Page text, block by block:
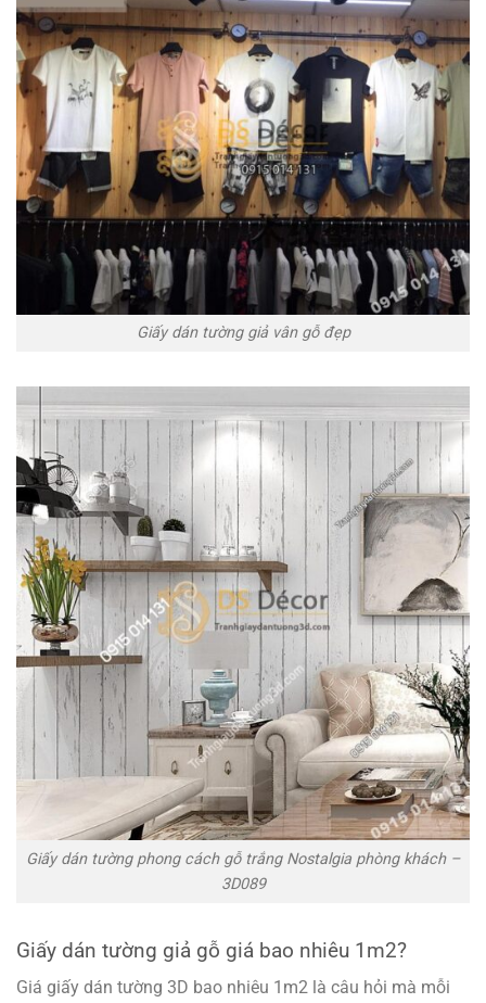
Giấy dán tường giả vân gỗ đẹp
Giấy dán tường phong cách gỗ trắng Nostalgia phòng khách –
3D089
Giấy dán tường giả gỗ giá bao nhiêu 1m2?
Giá giấy dán tường 3D bao nhiêu 1m2 là câu hỏi mà mỗi